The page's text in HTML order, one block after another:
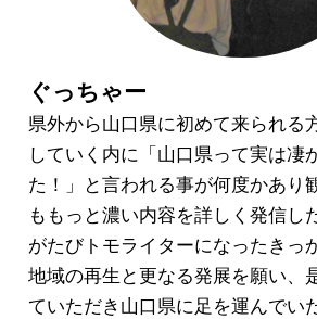
ぐっちゃー
県外から山口県に初めて来られる
していく内に「山口県って実は凄
た！」と言われる事が何度かあり
ももっと濃い内容を詳しく発信し
がたびトモライターになったきっ
地域の再生と更なる発展を願い、
ていただき山口県に足を運んでい